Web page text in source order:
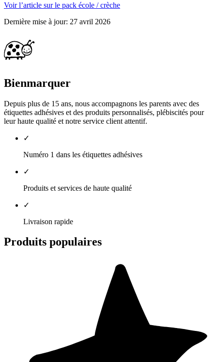
Voir l’article sur le pack école / crèche
Dernière mise à jour: 27 avril 2026
Bienmarquer
Depuis plus de 15 ans, nous accompagnons les parents avec des
étiquettes adhésives et des produits personnalisés, plébiscités pour
leur haute qualité et notre service client attentif.
✓
Numéro 1 dans les étiquettes adhésives
✓
Produits et services de haute qualité
✓
Livraison rapide
Produits populaires